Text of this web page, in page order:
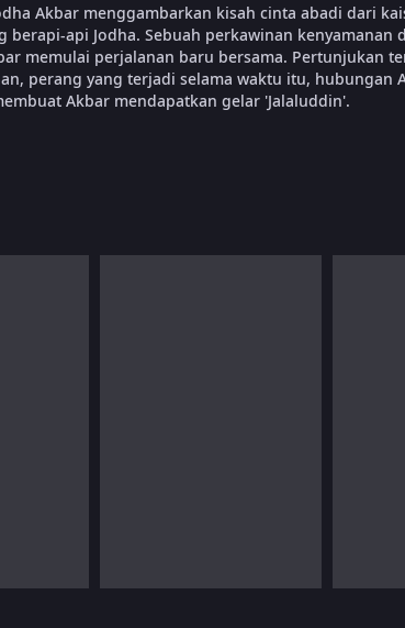
Akbar menggambarkan kisah cinta abadi dari
api Jodha. Sebuah perkawinan kenyamanan
memulai perjalanan baru bersama. Pertunjukan
perang yang terjadi selama waktu itu, hubungan
Akbar mendapatkan gelar 'Jalaluddin'.